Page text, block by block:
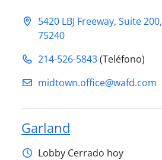
5420 LBJ Freeway, Suite 200,
75240
214-526-5843(Teléfono)
midtown.office@​wafd.com
Garland
Lobby Cerrado hoy